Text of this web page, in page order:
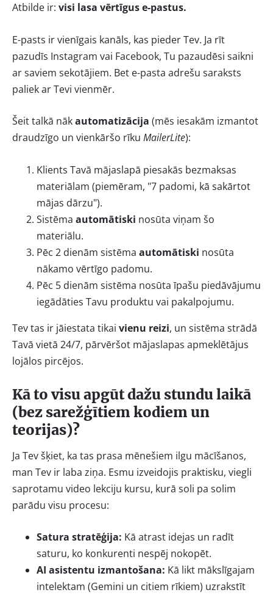
Atbilde ir: visi lasa vērtīgus e-pastus.
E-pasts ir vienīgais kanāls, kas pieder Tev. Ja rīt
pazudīs Instagram vai Facebook, Tu pazaudēsi saikni
ar saviem sekotājiem. Bet e-pasta adrešu saraksts
paliek ar Tevi vienmēr.
Šeit talkā nākautomatizācija (mēs iesakām izmantot
draudzīgo un vienkāršo rīku MailerLite):
Klients Tavā mājaslapā piesakās bezmaksas
materiālam (piemēram, "7 padomi, kā sakārtot
mājas dārzu").
Sistēma automātiski nosūta viņam šo
materiālu.
Pēc 2 dienām sistēma automātiski nosūta
nākamo vērtīgo padomu.
Pēc 5 dienām sistēma nosūta īpašu piedāvājumu
iegādāties Tavu produktu vai pakalpojumu.
Tev tas ir jāiestata tikai vienu reizi, un sistēma strādā
Tavā vietā 24/7, pārvēršot mājaslapas apmeklētājus
lojālos pircējos.
Kā to visu apgūt dažu stundu laikā
(bez sarežģītiem kodiem un
teorijas)?
Ja Tev šķiet, ka tas prasa mēnešiem ilgu mācīšanos,
man Tev ir laba ziņa. Esmu izveidojis praktisku, viegli
saprotamu video lekciju kursu, kurā soli pa solim
parādu visu procesu:
Satura stratēģija: Kā atrast idejas un radīt
saturu, ko konkurenti nespēj nokopēt.
AI asistentu izmantošana: Kā likt mākslīgajam
intelektam (Gemini un citiem rīkiem) uzrakstīt